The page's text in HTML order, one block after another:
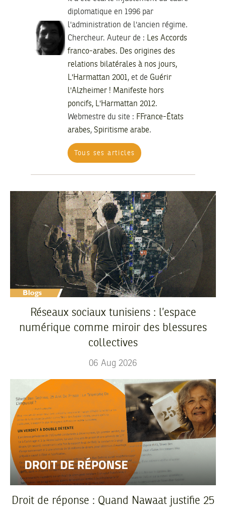
diplomatique en 1996 par
l'administration de l'ancien régime.
Chercheur. Auteur de : Les Accords
franco-arabes. Des origines des
relations bilatérales à nos jours,
L'Harmattan 2001, et de Guérir
l'Alzheimer ! Manifeste hors
poncifs, L'Harmattan 2012.
Webmestre du site : FFrance-États
arabes, Spiritisme arabe.
Tous ses articles
Réseaux sociaux tunisiens : l’espace
numérique comme miroir des blessures
collectives
06 Aug 2026
Droit de réponse : Quand Nawaat justifie 25